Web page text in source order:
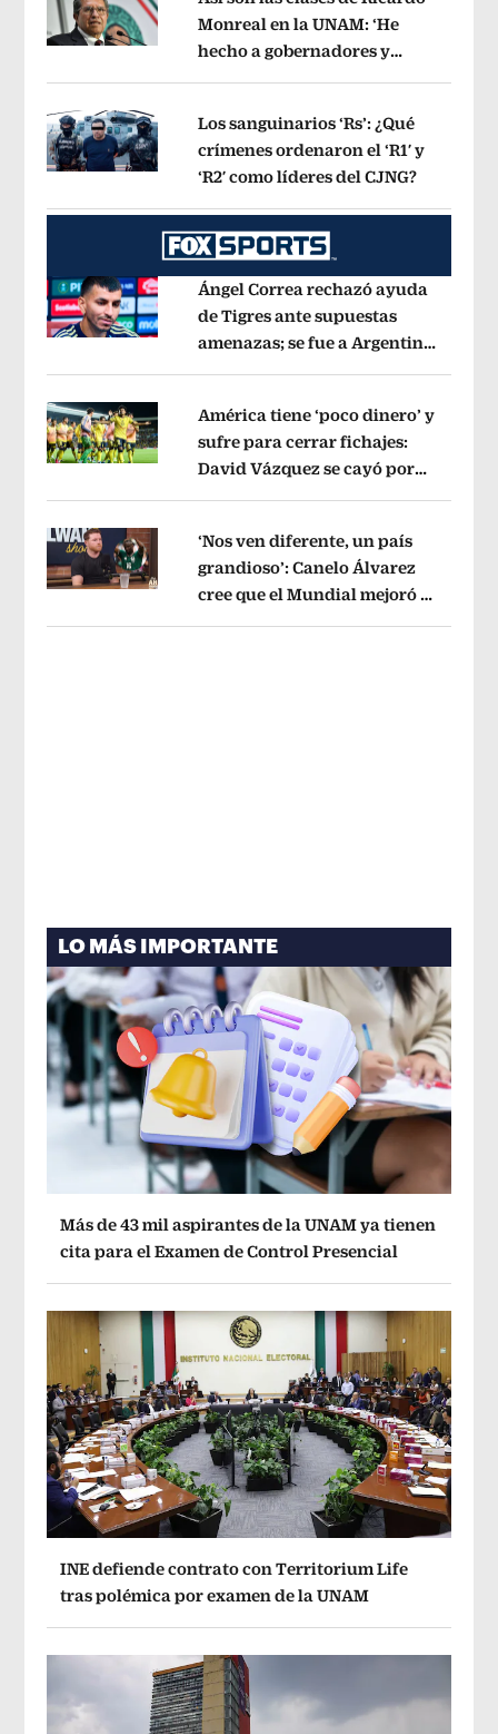
Opens in new window
Monreal en la UNAM: ‘He
hecho a gobernadores y
Opens in new window
Los sanguinarios ‘Rs’: ¿Qué
crímenes ordenaron el ‘R1′ y
‘R2′ como líderes del CJNG?Opens in
Opens in new window
Ángel Correa rechazó ayuda
de Tigres ante supuestas
amenazas; se fue a Argentina
Opens in new window
América tiene ‘poco dinero’ y
sufre para cerrar fichajes:
David Vázquez se cayó por
Opens in new window
‘Nos ven diferente, un país
grandioso’: Canelo Álvarez
cree que el Mundial mejoró la
LO MÁS IMPORTANTE
Más de 43 mil aspirantes de la UNAM ya tienen
cita para el Examen de Control Presencial
INE defiende contrato con Territorium Life
tras polémica por examen de la UNAM